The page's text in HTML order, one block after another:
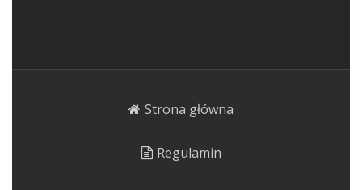
Strona główna
Regulamin